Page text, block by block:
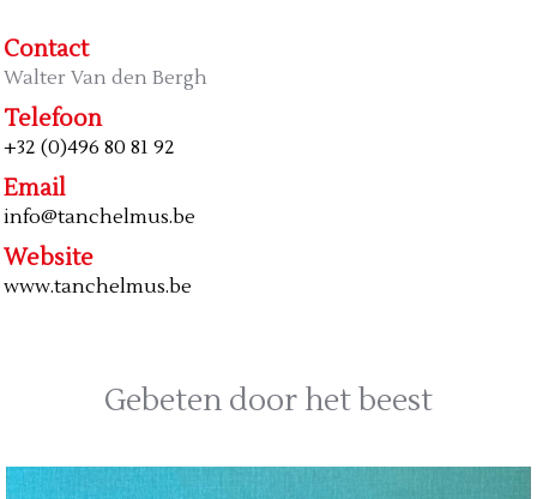
Contact
Walter Van den Bergh
Telefoon
+32 (0)496 80 81 92
Email
info@tanchelmus.be
Website
www.tanchelmus.be
Gebeten door het beest